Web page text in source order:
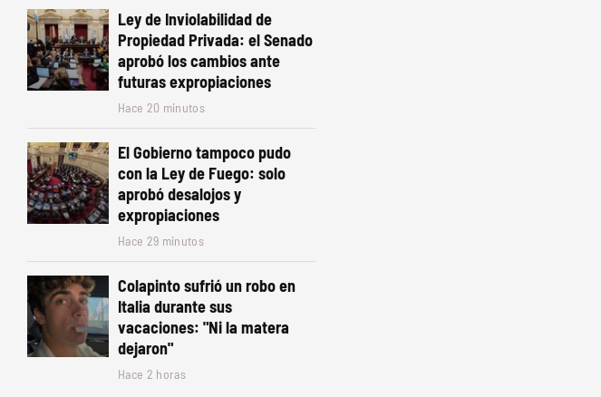
Ley de Inviolabilidad de
Propiedad Privada: el Senado
aprobó los cambios ante
futuras expropiaciones
Hace 20 minutos
El Gobierno tampoco pudo
con la Ley de Fuego: solo
aprobó desalojos y
expropiaciones
Hace 29 minutos
Colapinto sufrió un robo en
Italia durante sus
vacaciones: "Ni la matera
dejaron"
Hace 2 horas